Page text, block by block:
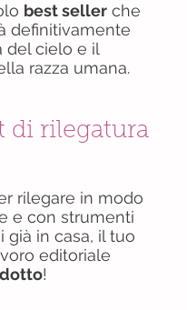
best seller che
definitivamente
del cielo e il
razza umana.
di rilegatura
rilegare in modo
e con strumenti
già in casa, il tuo
editoriale
!